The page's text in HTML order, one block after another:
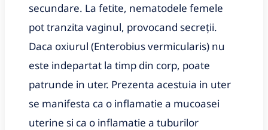
secundare. La fetite, nematodele femele
pot tranzita vaginul, provocand secreții.
Daca oxiurul (Enterobius vermicularis) nu
este indepartat la timp din corp, poate
patrunde in uter. Prezenta acestuia in uter
se manifesta ca o inflamatie a mucoasei
uterine si ca o inflamatie a tuburilor